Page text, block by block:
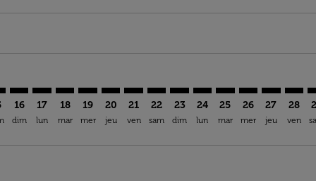
16
dim
17
lun
18
mar
19
mer
20
jeu
21
ven
22
sam
23
dim
24
lun
25
mar
26
mer
27
jeu
28
ven